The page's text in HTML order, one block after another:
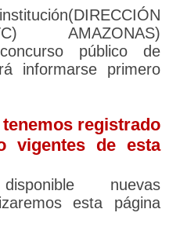
AMAZONAS)
público de
informarse primero
registrado
vigentes de esta
nuevas
esta página